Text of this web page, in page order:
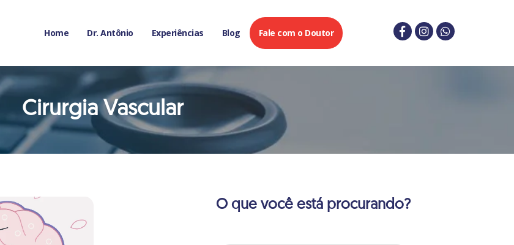
Home Dr. Antônio Experiências Blog Fale com o Doutor
Cirurgia Vascular
O que você está procurando?